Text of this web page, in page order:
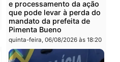
Polícia Militar apreende
explosivos e
durante patrulhamento
fluvial no Rio Madeira em
Porto Velho
sexta-feira, 07/08/2026 às